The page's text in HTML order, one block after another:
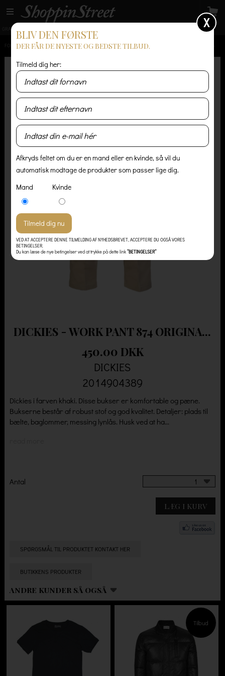
GRATIS LEVERING
FORSIDE / HERRE / BUKSER & SHORTS / DICKIES - WORK PANT 874 ORIGINAL - KHAKI FARVET B
DICKIES - WORK PANT 874 ORIGINA...
450.00 DKK
DICKIES
2014904389
Dickies i farven khaki. Disse bukser er komfortable og pæne.
Bukserne består af robust stof og god kvalitet. Detaljer: plads til
bælte, baglommer, messing lynlås. Husk ved at ha...
Antal 1
LÆG I KURV
SPØRGSMÅL TIL PRODUKTET KONTAKT HER
BUTIKKENS PRODUKTER
ANDRE KUNDER SÅ OGSÅ
Tilbud
X
BLIV DEN FØRSTE
DER FÅR DE NYESTE OG BEDSTE TILBUD.
Tilmeld dig her:
Afkryds feltet om du er en mand eller en kvinde, så vil du
automatisk modtage de produkter som passer lige dig.
Mand
Kvinde
VED AT ACCEPTERE DENNE TILMELDING AF NYHEDSBREVET, ACCEPTERE DU OGSÅ VORES
BETINGELSER.
Du kan læse de nye betingelser ved at trykke på dette link”BETINGELSER”